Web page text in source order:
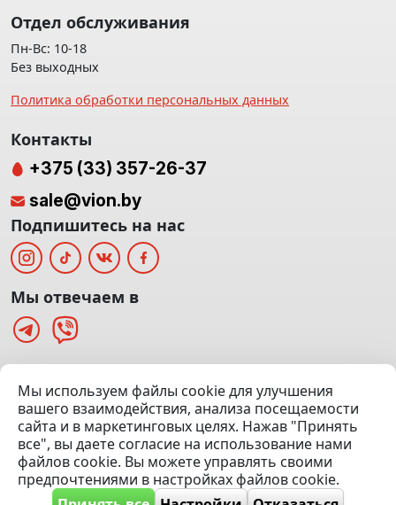
(Офис: 5 этаж | Осмотр авто: 5 этаж)
Посмотреть на карте
© 2020 — 2026 VION.BY — Продажа, выкуп и обмен | УНП
192961100 |Эвакуатор Минск
Отдел обслуживания
Пн-Вс: 10-18
Без выходных
Политика обработки персональных данных
Мы используем файлы cookie для улучшения
вашего взаимодействия, анализа посещаемости
сайта и в маркетинговых целях. Нажав "Принять
все", вы даете согласие на использование нами
файлов cookie. Вы можете управлять своими
предпочтениями в настройках файлов cookie.
Контакты
+375 (33) 357-26-37
sale@vion.by
Подпишитесь на нас
Мы отвечаем в